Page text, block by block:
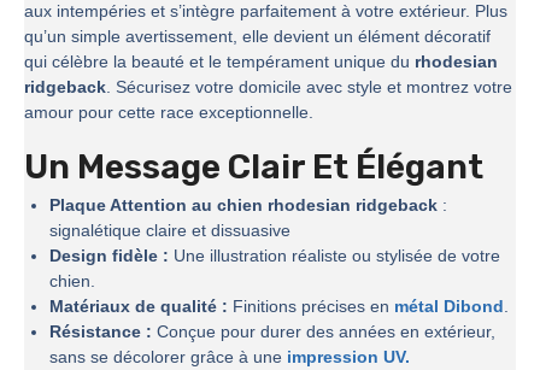
aux intempéries et s’intègre parfaitement à votre extérieur. Plus
qu’un simple avertissement, elle devient un élément décoratif
qui célèbre la beauté et le tempérament unique du rhodesian
ridgeback. Sécurisez votre domicile avec style et montrez votre
amour pour cette race exceptionnelle.
Un Message Clair Et Élégant
Plaque Attention au chien rhodesian ridgeback :
signalétique claire et dissuasive
Design fidèle : Une illustration réaliste ou stylisée de votre
chien.
Matériaux de qualité : Finitions précises en métal Dibond.
Résistance : Conçue pour durer des années en extérieur,
sans se décolorer grâce à une impression UV.